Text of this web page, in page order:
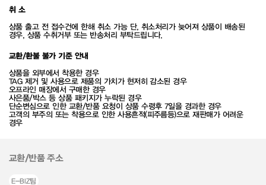
취 소
상품 출고 전 접수건에 한해 취소 가능 단, 취소처리가 늦어져 상품이 배송된
경우, 상품 수취거부 또는 반송처리 부탁드립니다.
교환/환불 불가 기준 안내
상품을 외부에서 착용한 경우
TAG 제거 및 사용으로 제품의 가치가 현저히 감소된 경우
오프라인 매장에서 구매한 경우
사은품/박스 등 상품 패키지가 누락된 경우
단순변심으로 인한 교환/반품 요청이 상품 수령후 7일을 경과한 경우
고객의 부주의 또는 착용으로 인한 사용흔적(피주름등)으로 재판매가 어려운
경우
교환/반품 주소
E-BIZ팀